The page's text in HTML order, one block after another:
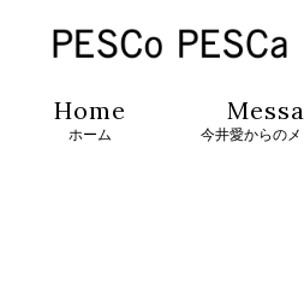
Home
ホーム 今井愛からの